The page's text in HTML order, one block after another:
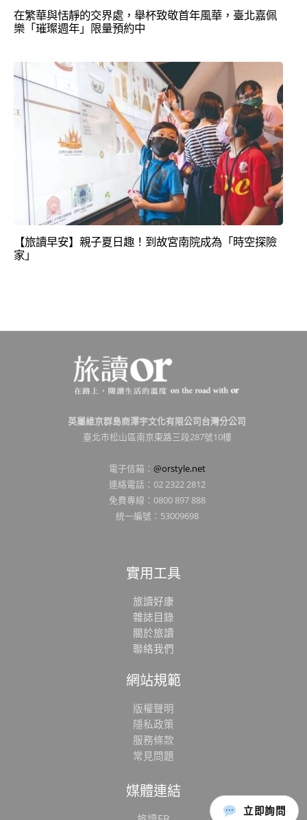
立即詢問
在繁華與恬靜的交界處，舉杯致敬首年風華，臺北嘉佩
樂「璀璨週年」限量預約中
【旅讀早安】親子夏日趣！到故宮南院成為「時空探險
家」
英屬維京群島商澤宇文化有限公司台灣分公司
臺北市松山區南京東路三段287號10樓
電子信箱： @orstyle.net
連絡電話：02 2322 2812
免費專線：0800 897 888
統一編號：53009698
實用工具
旅讀好康
雜誌目錄
關於旅讀
聯絡我們
網站規範
版權聲明
隱私政策
服務條款
常見問題
媒體連結